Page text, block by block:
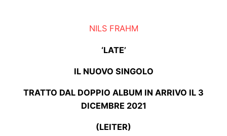
NILS FRAHM
‘LATE’
IL NUOVO SINGOLO
TRATTO DAL DOPPIO ALBUM IN ARRIVO IL 3
DICEMBRE 2021
(LEITER)